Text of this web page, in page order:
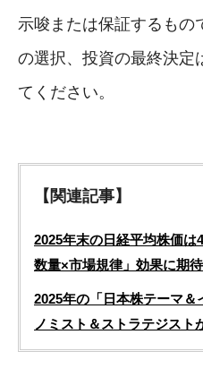
示唆または保証するもの
の選択、投資の最終決定
てください。
【関連記事】
2025年末の日経平均株価
数量×市場規律」効果に期待
2025年の「日本株テーマ＆
ノミスト＆ストラテジスト